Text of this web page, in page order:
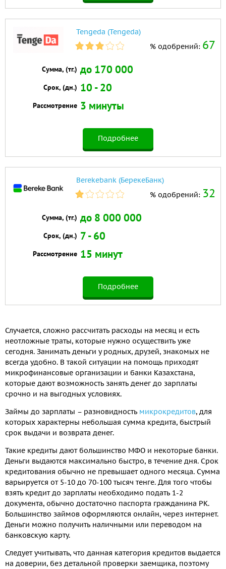
Tengeda (Tengeda)
% одобрений: 67
Сумма, (тг.) до 170 000
Срок, (дн.) 10 - 20
Рассмотрение 3 минуты
Подробнее
Berekebank (БерекеБанк)
% одобрений: 32
Сумма, (тг.) до 8 000 000
Срок, (дн.) 7 - 60
Рассмотрение 15 минут
Подробнее
Случается, сложно рассчитать расходы на месяц и есть
неотложные траты, которые нужно осуществить уже
сегодня. Занимать деньги у родных, друзей, знакомых не
всегда удобно. В такой ситуации на помощь приходят
микрофинансовые организации и банки Казахстана,
которые дают возможность занять денег до зарплаты
срочно и на выгодных условиях.
Займы до зарплаты – разновидность микрокредитов, для
которых характерны небольшая сумма кредита, быстрый
срок выдачи и возврата денег.
Такие кредиты дают большинство МФО и некоторые банки.
Деньги выдаются максимально быстро, в течение дня. Срок
кредитования обычно не превышает одного месяца. Сумма
варьируется от 5-10 до 70-100 тысяч тенге. Для того чтобы
взять кредит до зарплаты необходимо подать 1-2
документа, обычно достаточно паспорта гражданина РК.
Большинство займов оформляются онлайн, через интернет.
Деньги можно получить наличными или переводом на
банковскую карту.
Следует учитывать, что данная категория кредитов выдается
на доверии, без детальной проверки заемщика, поэтому